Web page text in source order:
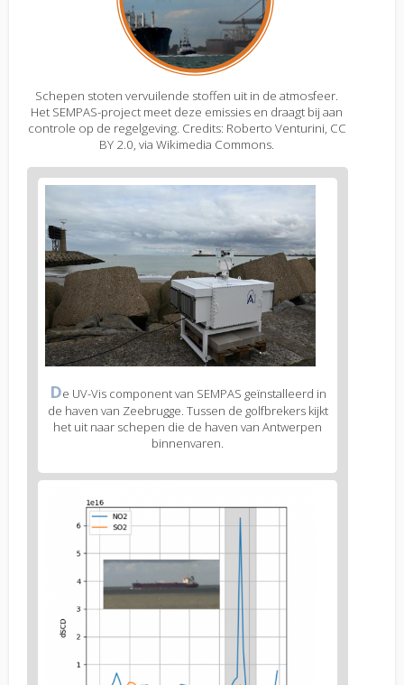
Schepen stoten vervuilende stoffen uit in de atmosfeer.
Het SEMPAS-project meet deze emissies en draagt bij aan
controle op de regelgeving. Credits: Roberto Venturini, CC
BY 2.0, via Wikimedia Commons.
2
body
text
Figure
2
caption
(legend)
De UV-Vis component van SEMPAS geïnstalleerd in
de haven van Zeebrugge. Tussen de golfbrekers kijkt
het uit naar schepen die de haven van Antwerpen
binnenvaren.
Figure
body
text